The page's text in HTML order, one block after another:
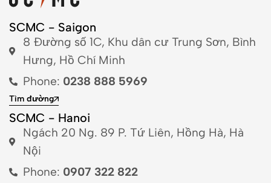
SCMC - Saigon
8 Đường số 1C, Khu dân cư Trung Sơn, Bình
Hưng, Hồ Chí Minh
Phone: 0238 888 5969
Tìm đường
SCMC - Hanoi
Ngách 20 Ng. 89 P. Tứ Liên, Hồng Hà, Hà
Nội
Phone: 0907 322 822